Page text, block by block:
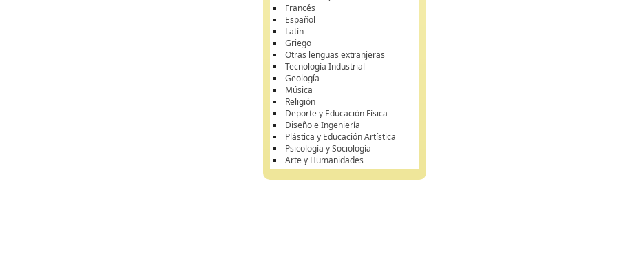
Francés
Español
Latín
Griego
Otras lenguas extranjeras
Tecnología Industrial
Geología
Música
Religión
Deporte y Educación Física
Diseño e Ingeniería
Plástica y Educación Artística
Psicología y Sociología
Arte y Humanidades